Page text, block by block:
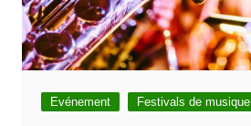
Evénement Festivals de musique